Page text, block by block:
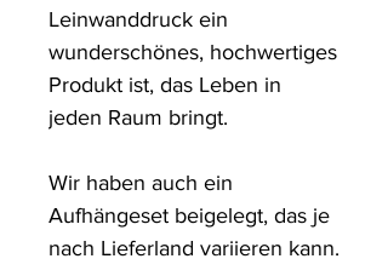
Leinwanddruck ein
wunderschönes, hochwertiges
Produkt ist, das Leben in
jeden Raum bringt.
Wir haben auch ein
Aufhängeset beigelegt, das je
nach Lieferland variieren kann.